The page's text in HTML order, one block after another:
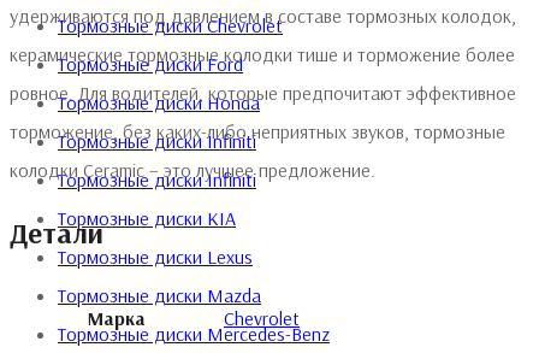
Тормозные диски Chevrolet
Тормозные диски Ford
Тормозные диски Honda
Тормозные диски Infiniti
Тормозные диски Infiniti
Тормозные диски KIA
Тормозные диски Lexus
Тормозные диски Mazda
Тормозные диски Mercedes-Benz
удерживаются под давлением в составе тормозных колодок,
керамические тормозные колодки тише и торможение более
ровное. Для водителей, которые предпочитают эффективное
торможение, без каких-либо неприятных звуков, тормозные
колодки Ceramic – это лучшее предложение.
Детали
Марка Chevrolet